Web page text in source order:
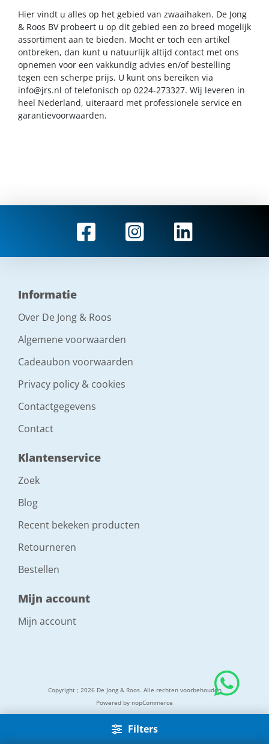
Filters
Hier vindt u alles op het gebied van zwaaihaken. De Jong
& Roos BV probeert u op dit gebied een zo breed mogelijk
assortiment aan te bieden. Mocht er toch een artikel
ontbreken, dan kunt u natuurlijk altijd contact met ons
opnemen voor een vakkundig advies en/of bestelling
tegen een scherpe prijs. U kunt ons bereiken via
info@jrs.nl of telefonisch op 0224-273327. Wij leveren in
heel Nederland, uiteraard met professionele service en
garantievoorwaarden.
Informatie
Over De Jong & Roos
Algemene voorwaarden
Cadeaubon voorwaarden
Privacy policy & cookies
Contactgegevens
Contact
Klantenservice
Zoek
Blog
Recent bekeken producten
Retourneren
Bestellen
Mijn account
Mijn account
Copyright ; 2026 De Jong & Roos. Alle rechten voorbehouden
Powered by nopCommerce